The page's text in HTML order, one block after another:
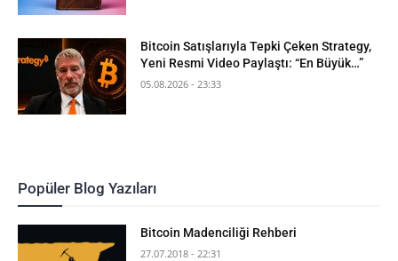
Bitcoin Satışlarıyla Tepki Çeken Strategy,
Yeni Resmi Video Paylaştı: “En Büyük…”
05.08.2026 - 23:33
Popüler Blog Yazıları
Bitcoin Madenciliği Rehberi
27.07.2018 - 22:31